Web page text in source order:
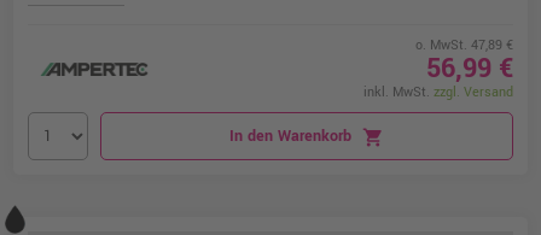
o. MwSt. 47,89 €
56,99 €
inkl. MwSt. zzgl. Versand
In den Warenkorb shopping_cart